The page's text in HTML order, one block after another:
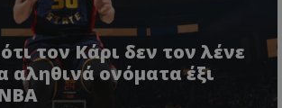
τον Κάρι δεν τον λένε
αληθινά ονόματα έξι